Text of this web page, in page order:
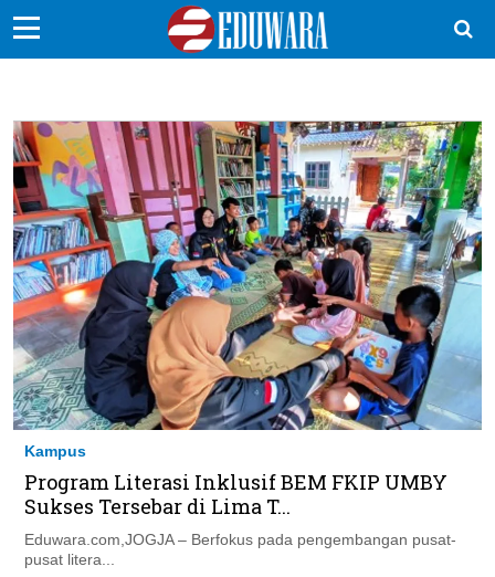
Sekolah Kita
Vokasi
Kampus
Idea
Sains
EduDana
Ikuti Kami di:
Kampus
Program Literasi Inklusif BEM FKIP UMBY
Sukses Tersebar di Lima T...
Eduwara.com,JOGJA – Berfokus pada pengembangan pusat-
pusat litera...